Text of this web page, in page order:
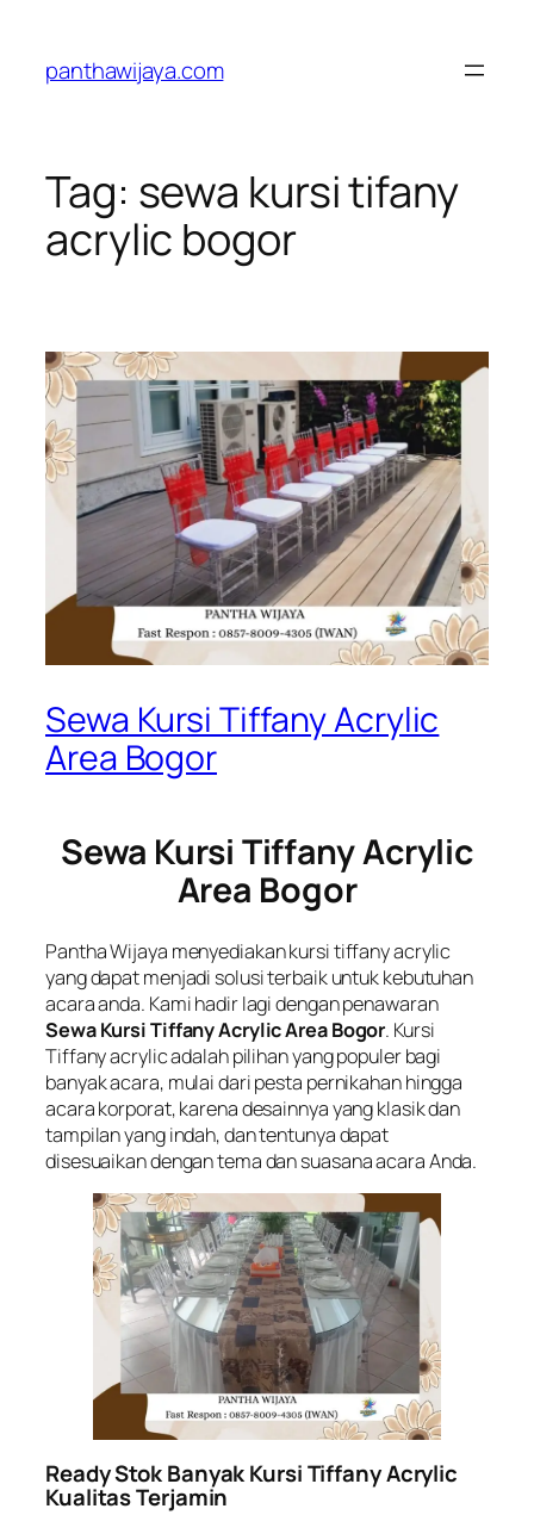
konten
panthawijaya.com
Tag: sewa kursi tifany
acrylic bogor
Sewa Kursi Tiffany Acrylic
Area Bogor
Sewa Kursi Tiffany Acrylic
Area Bogor
Pantha Wijaya menyediakan kursi tiffany acrylic
yang dapat menjadi solusi terbaik untuk kebutuhan
acara anda. Kami hadir lagi dengan penawaran
Sewa Kursi Tiffany Acrylic Area Bogor. Kursi
Tiffany acrylic adalah pilihan yang populer bagi
banyak acara, mulai dari pesta pernikahan hingga
acara korporat, karena desainnya yang klasik dan
tampilan yang indah, dan tentunya dapat
disesuaikan dengan tema dan suasana acara Anda.
Ready Stok Banyak Kursi Tiffany Acrylic
Kualitas Terjamin